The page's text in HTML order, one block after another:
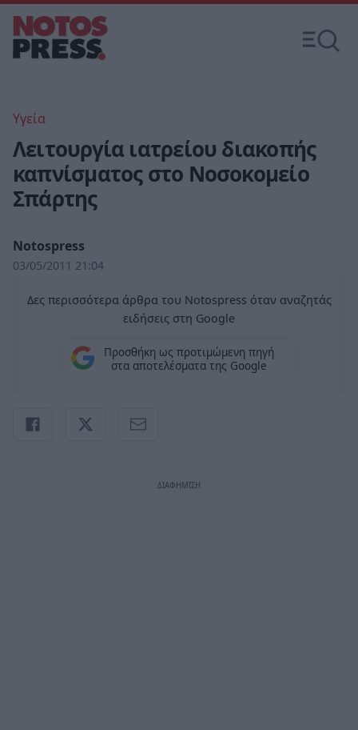
Υγεία
Λειτουργία ιατρείου διακοπής
καπνίσματος στο Νοσοκομείο
Σπάρτης
Notospress
03/05/2011 21:04
Δες περισσότερα άρθρα του Notospress όταν αναζητάς
ειδήσεις στη Google
Προσθήκη ως προτιμώμενη πηγή
στα αποτελέσματα της Google